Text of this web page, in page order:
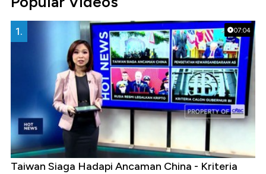
07:04
1.
Taiwan Siaga Hadapi Ancaman China - Kriteria